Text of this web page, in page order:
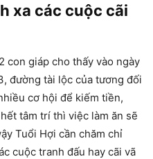
xa các cuộc cãi
con giáp cho thấy vào ngày
đường tài lộc của tương đối
cơ hội để kiếm tiền,
tâm trí thì việc làm ăn sẽ
Tuổi Hợi cần chăm chỉ
cuộc tranh đấu hay cãi vã